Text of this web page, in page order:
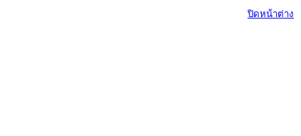
ปิดหน้าต่าง